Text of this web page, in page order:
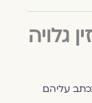
גלויה
עליהם